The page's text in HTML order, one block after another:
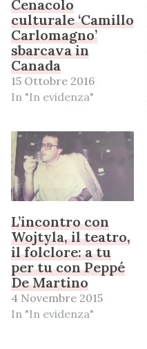
Cenacolo
culturale ‘Camillo
Carlomagno’
sbarcava in
Canada
15 Ottobre 2016
In "In evidenza"
L’incontro con
Wojtyla, il teatro,
il folclore: a tu
per tu con Peppé
De Martino
4 Novembre 2015
In "In evidenza"